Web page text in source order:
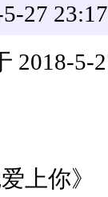
27 23:17
2018-5-
上你》